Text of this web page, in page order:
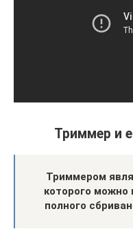
Триммер и
Триммером
которого можно
полного